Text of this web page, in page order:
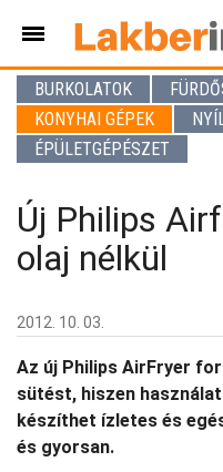
BURKOLATOK
KONYHAI GÉPEK
ÉPÜLETGÉPÉSZET
Új Philips
olaj nélkül
2012. 10. 03.
Az új Philips AirFryer
sütést, hiszen
készíthet ízletes és
és gyorsan.